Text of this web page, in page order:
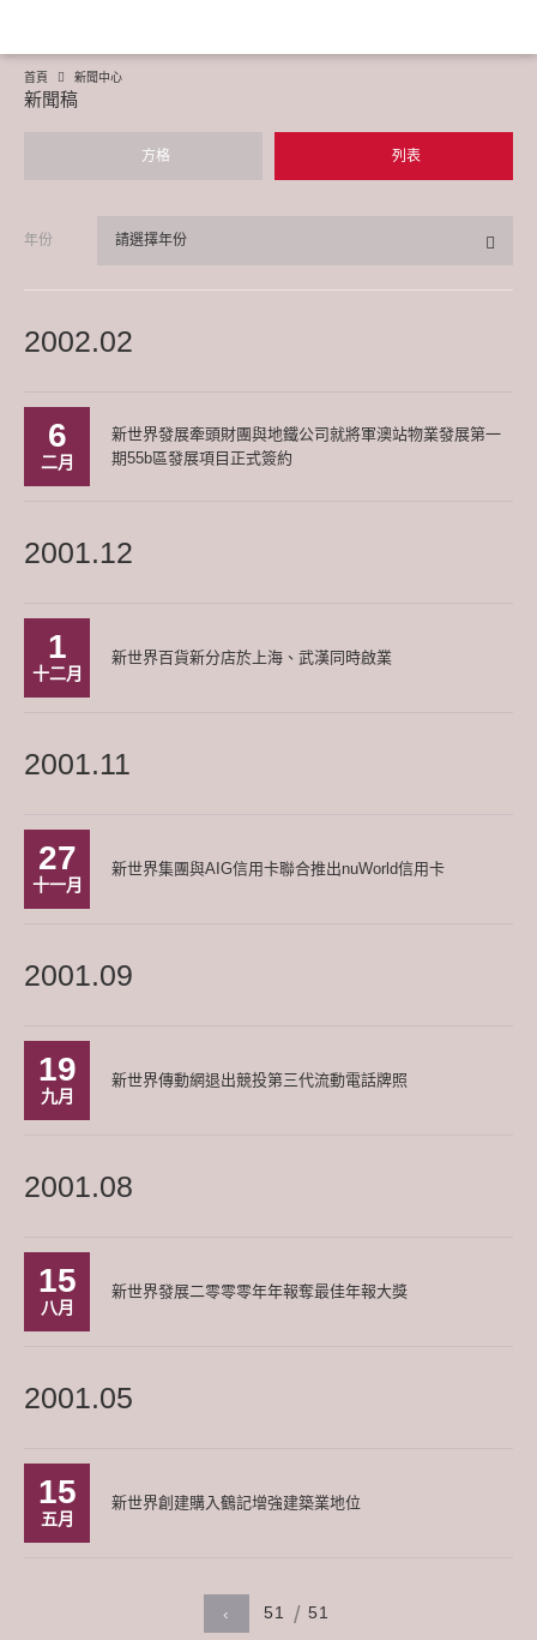
首頁 新聞中心
新聞稿
方格 列表
年份 請選擇年份
2002.02
6
二月
新世界發展牽頭財團與地鐵公司就將軍澳站物業發展第一
期55b區發展項目正式簽約
2001.12
1
十二月
新世界百貨新分店於上海、武漢同時啟業
2001.11
27
十一月
新世界集團與AIG信用卡聯合推出nuWorld信用卡
2001.09
19
九月
新世界傳動網退出競投第三代流動電話牌照
2001.08
15
八月
新世界發展二零零零年年報奪最佳年報大獎
2001.05
15
五月
新世界創建購入鶴記增強建築業地位
‹ 51 51